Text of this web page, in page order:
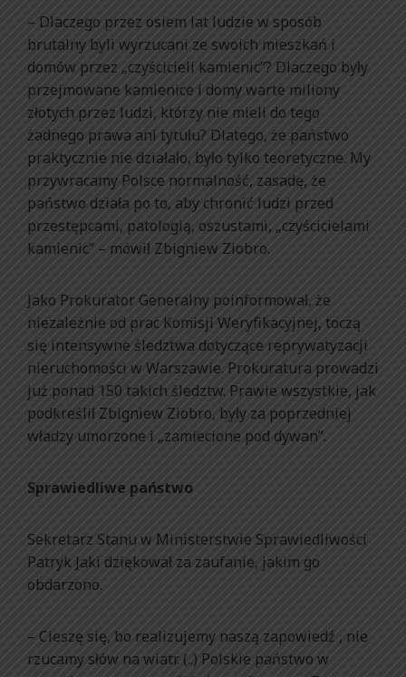
– Dlaczego przez osiem lat ludzie w sposób
brutalny byli wyrzucani ze swoich mieszkań i
domów przez „czyścicieli kamienic”? Dlaczego były
przejmowane kamienice i domy warte miliony
złotych przez ludzi, którzy nie mieli do tego
żadnego prawa ani tytułu? Dlatego, że państwo
praktycznie nie działało, było tylko teoretyczne. My
przywracamy Polsce normalność, zasadę, że
państwo działa po to, aby chronić ludzi przed
przestępcami, patologią, oszustami, „czyścicielami
kamienic” – mówił Zbigniew Ziobro.
Jako Prokurator Generalny poinformował, że
niezależnie od prac Komisji Weryfikacyjnej, toczą
się intensywne śledztwa dotyczące reprywatyzacji
nieruchomości w Warszawie. Prokuratura prowadzi
już ponad 150 takich śledztw. Prawie wszystkie, jak
podkreślił Zbigniew Ziobro, były za poprzedniej
władzy umorzone i „zamiecione pod dywan”.
Sprawiedliwe państwo
Sekretarz Stanu w Ministerstwie Sprawiedliwości
Patryk Jaki dziękował za zaufanie, jakim go
obdarzono.
– Cieszę się, bo realizujemy naszą zapowiedź , nie
rzucamy słów na wiatr. (..) Polskie państwo w